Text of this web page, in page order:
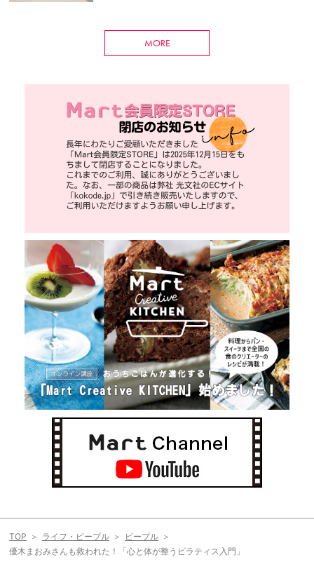
MORE
TOP ライフ・ピープル
ピープル
優木まおみさんも救われた！「心と体が整うピラティス入門」